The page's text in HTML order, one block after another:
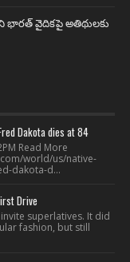
భారత్ వైదికపై అతిథులకు
Dakota dies at 84
Read More
world/us/native-
dakota-d...
Drive
superlatives. It did
fashion, but still